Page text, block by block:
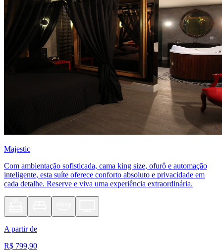
Majestic
Com ambientação sofisticada, cama king size, ofurô e automação
inteligente, esta suíte oferece conforto absoluto e privacidade em
cada detalhe. Reserve e viva uma experiência extraordinária.
A partir de
R$ 799,90